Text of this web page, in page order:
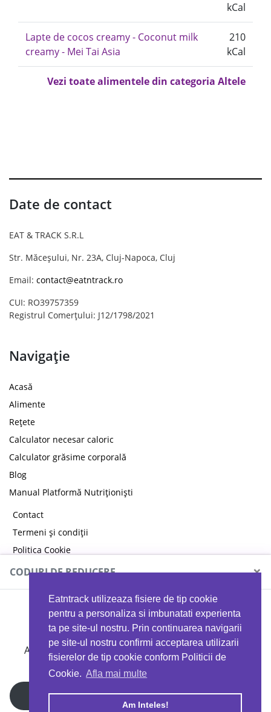
Eatntrack utilizeaza fisiere de tip cookie
pentru a personaliza si imbunatati experienta
ta pe site-ul nostru. Prin continuarea navigarii
pe site-ul nostru confirmi acceptarea utilizarii
fisierelor de tip cookie conform Politicii de
Cookie. Afla mai multe
Am Inteles!
kCal
Lapte de cocos creamy - Coconut milk
creamy - Mei Tai Asia
210
kCal
Vezi toate alimentele din categoria Altele
Date de contact
EAT & TRACK S.R.L
Str. Măceșului, Nr. 23A, Cluj-Napoca, Cluj
Email: contact@eatntrack.ro
CUI: RO39757359
Registrul Comerțului: J12/1798/2021
Navigație
Acasă
Alimente
Rețete
Calculator necesar caloric
Calculator grăsime corporală
Blog
Manual Platformă Nutriționiști
Contact
Termeni și condiții
Politica Cookie
Politica de confidențialitate
CODURI DE REDUCERE ×
MYPROTEIN
Ai 40%reducere la orice comandă folosind codul
EATTRACK
Profită acum